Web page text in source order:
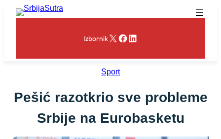
Skoči
IzbornikX Facebook
LinkedIn
Sport
Pešić razotkrio sve probleme
Srbije na Eurobasketu